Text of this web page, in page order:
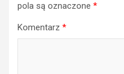
pola są oznaczone *
Komentarz *